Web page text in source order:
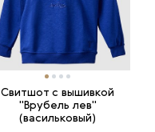
Свитшот с вышивкой
"Врубель лев"
(васильковый)